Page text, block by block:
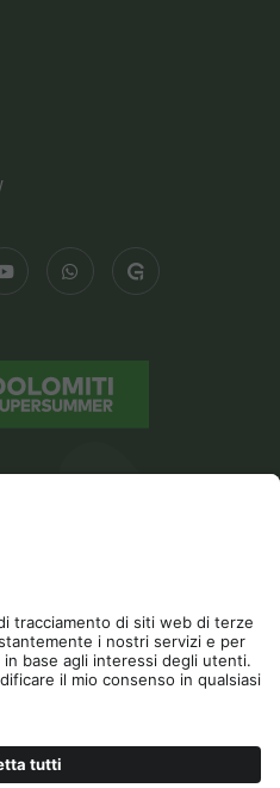
di accessibilità
Contatto